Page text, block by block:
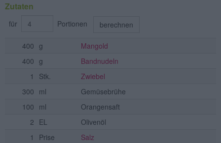
Zutaten
für Portionen berechnen
400 g
Mangold
400 g
Bandnudeln
1
Stk.
Zwiebel
300 ml
Gemüsebrühe
100 ml
Orangensaft
2 EL
Olivenöl
1
Prise
Salz